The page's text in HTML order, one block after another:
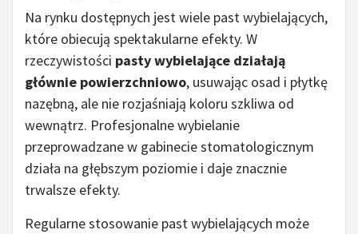
Na rynku dostępnych jest wiele past wybielających,
które obiecują spektakularne efekty. W
rzeczywistości pasty wybielające działają
głównie powierzchniowo, usuwając osad i płytkę
nazębną, ale nie rozjaśniają koloru szkliwa od
wewnątrz. Profesjonalne wybielanie
przeprowadzane w gabinecie stomatologicznym
działa na głębszym poziomie i daje znacznie
trwalsze efekty.
Regularne stosowanie past wybielających może